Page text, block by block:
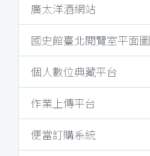
廣太洋酒網站
國史館臺北閱覽室平面圖
個人數位典藏平台
作業上傳平台
便當訂購系統